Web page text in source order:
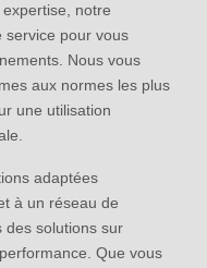
notre
service pour vous
Nous vous
aux normes les plus
une utilisation
adaptées
à un réseau de
des solutions sur
Que vous